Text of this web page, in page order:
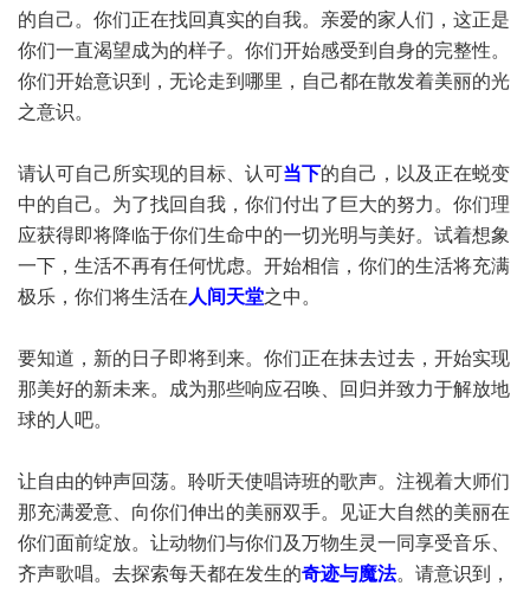
的自己。你们正在找回真实的自我。亲爱的家人们，这正是
你们一直渴望成为的样子。你们开始感受到自身的完整性。
你们开始意识到，无论走到哪里，自己都在散发着美丽的光
之意识。
请认可自己所实现的目标、认可当下的自己，以及正在蜕变
中的自己。为了找回自我，你们付出了巨大的努力。你们理
应获得即将降临于你们生命中的一切光明与美好。试着想象
一下，生活不再有任何忧虑。开始相信，你们的生活将充满
极乐，你们将生活在 人间天堂之中。
要知道，新的日子即将到来。你们正在抹去过去，开始实现
那美好的新未来。成为那些响应召唤、回归并致力于解放地
球的人吧。
让自由的钟声回荡。聆听天使唱诗班的歌声。注视着大师们
那充满爱意、向你们伸出的美丽双手。见证大自然的美丽在
你们面前绽放。让动物们与你们及万物生灵一同享受音乐、
齐声歌唱。去探索每天都在发生的奇迹与魔法。请意识到，